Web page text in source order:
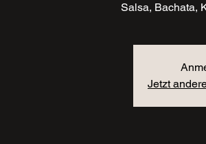
Salsa, Bachata,
Jetzt